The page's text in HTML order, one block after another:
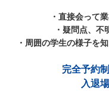
・直接会って
・疑問点、不
・周囲の学生の様子を
完全予約
入退